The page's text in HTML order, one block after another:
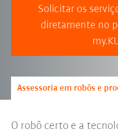
Solicitar os
diretamente no
Assessoria em robôs e
O robô certo e a